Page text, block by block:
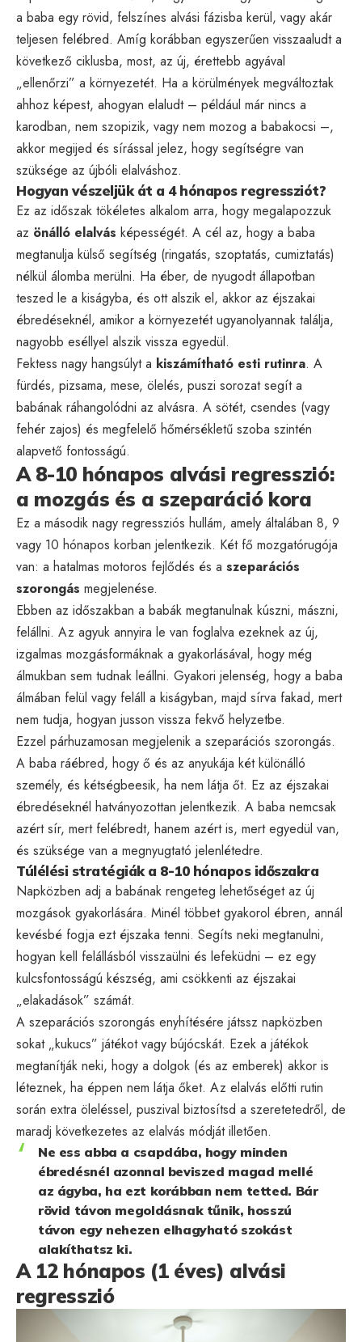
a baba egy rövid, felszínes alvási fázisba kerül, vagy akár
teljesen felébred. Amíg korábban egyszerűen visszaaludt a
következő ciklusba, most, az új, érettebb agyával
„ellenőrzi” a környezetét. Ha a körülmények megváltoztak
ahhoz képest, ahogyan elaludt – például már nincs a
karodban, nem szopizik, vagy nem mozog a babakocsi –,
akkor megijed és sírással jelez, hogy segítségre van
szüksége az újbóli elalváshoz.
Hogyan vészeljük át a 4 hónapos regressziót?
Ez az időszak tökéletes alkalom arra, hogy megalapozzuk
az önálló elalvás képességét. A cél az, hogy a baba
megtanulja külső segítség (ringatás, szoptatás, cumiztatás)
nélkül álomba merülni. Ha éber, de nyugodt állapotban
teszed le a kiságyba, és ott alszik el, akkor az éjszakai
ébredéseknél, amikor a környezetét ugyanolyannak találja,
nagyobb eséllyel alszik vissza egyedül.
Fektess nagy hangsúlyt a kiszámítható esti rutinra. A
fürdés, pizsama, mese, ölelés, puszi sorozat segít a
babának ráhangolódni az alvásra. A sötét, csendes (vagy
fehér zajos) és megfelelő hőmérsékletű szoba szintén
alapvető fontosságú.
A 8-10 hónapos alvási regresszió:
a mozgás és a szeparáció kora
Ez a második nagy regressziós hullám, amely általában 8, 9
vagy 10 hónapos korban jelentkezik. Két fő mozgatórugója
van: a hatalmas motoros fejlődés és a szeparációs
szorongás megjelenése.
Ebben az időszakban a babák megtanulnak kúszni, mászni,
felállni. Az agyuk annyira le van foglalva ezeknek az új,
izgalmas mozgásformáknak a gyakorlásával, hogy még
álmukban sem tudnak leállni. Gyakori jelenség, hogy a baba
álmában felül vagy feláll a kiságyban, majd sírva fakad, mert
nem tudja, hogyan jusson vissza fekvő helyzetbe.
Ezzel párhuzamosan megjelenik a szeparációs szorongás.
A baba ráébred, hogy ő és az anyukája két különálló
személy, és kétségbeesik, ha nem látja őt. Ez az éjszakai
ébredéseknél hatványozottan jelentkezik. A baba nemcsak
azért sír, mert felébredt, hanem azért is, mert egyedül van,
és szüksége van a megnyugtató jelenlétedre.
Túlélési stratégiák a 8-10 hónapos időszakra
Napközben adj a babának rengeteg lehetőséget az új
mozgások gyakorlására. Minél többet gyakorol ébren, annál
kevésbé fogja ezt éjszaka tenni. Segíts neki megtanulni,
hogyan kell felállásból visszaülni és lefeküdni – ez egy
kulcsfontosságú készség, ami csökkenti az éjszakai
„elakadások” számát.
A szeparációs szorongás enyhítésére játssz napközben
sokat „kukucs” játékot vagy bújócskát. Ezek a játékok
megtanítják neki, hogy a dolgok (és az emberek) akkor is
léteznek, ha éppen nem látja őket. Az elalvás előtti rutin
során extra öleléssel, puszival biztosítsd a szeretetedről, de
maradj következetes az elalvás módját illetően.
Ne ess abba a csapdába, hogy minden
ébredésnél azonnal beviszed magad mellé
az ágyba, ha ezt korábban nem tetted. Bár
rövid távon megoldásnak tűnik, hosszú
távon egy nehezen elhagyható szokást
alakíthatsz ki.
A 12 hónapos (1 éves) alvási
regresszió